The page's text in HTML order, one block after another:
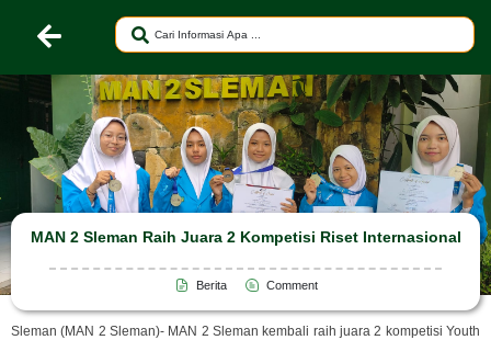
MAN 2 Sleman Raih Juara 2 Kompetisi Riset Internasional
Berita Comment
Sleman (MAN 2 Sleman)- MAN 2 Sleman kembali raih juara 2 kompetisi Youth